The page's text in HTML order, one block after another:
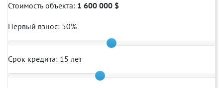
Стоимость объекта: 1 600 000 $
Первый взнос: 50%
Срок кредита: 15 лет